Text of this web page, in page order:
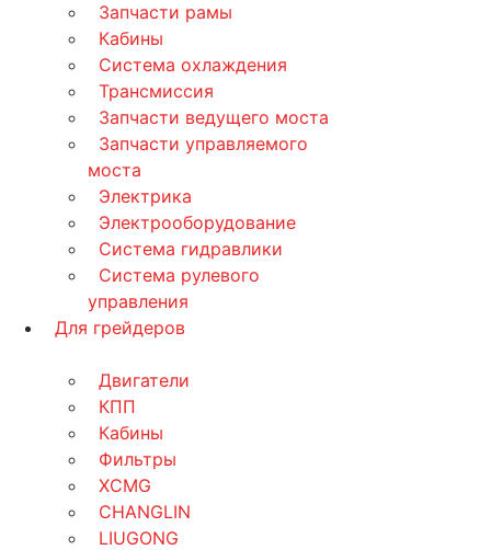
Запчасти рамы
Кабины
Система охлаждения
Трансмиссия
Запчасти ведущего моста
Запчасти управляемого
моста
Электрика
Электрооборудование
Система гидравлики
Система рулевого
управления
Для грейдеров
Двигатели
КПП
Кабины
Фильтры
XCMG
CHANGLIN
LIUGONG